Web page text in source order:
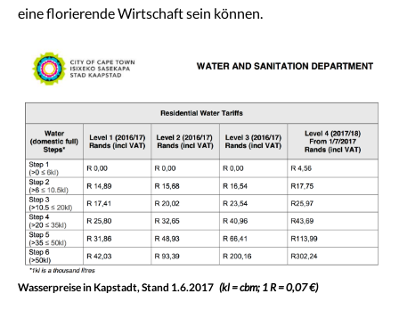
eine florierende Wirtschaft sein können.
Wasserpreise in Kapstadt, Stand 1.6.2017 (kl = cbm; 1 R = 0,07 €)